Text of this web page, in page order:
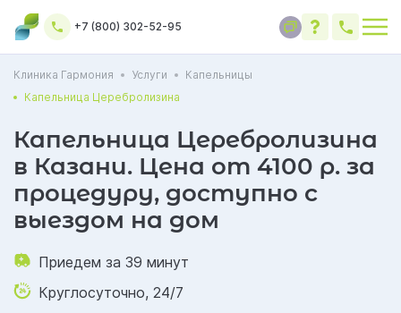
+7 (800) 302-52-95
Клиника Гармония Услуги
Капельницы
Капельница Церебролизина
Капельница Церебролизина
в Казани. Цена от 4100 р. за
процедуру, доступно с
выездом на дом
Приедем за 39 минут
Круглосуточно, 24/7